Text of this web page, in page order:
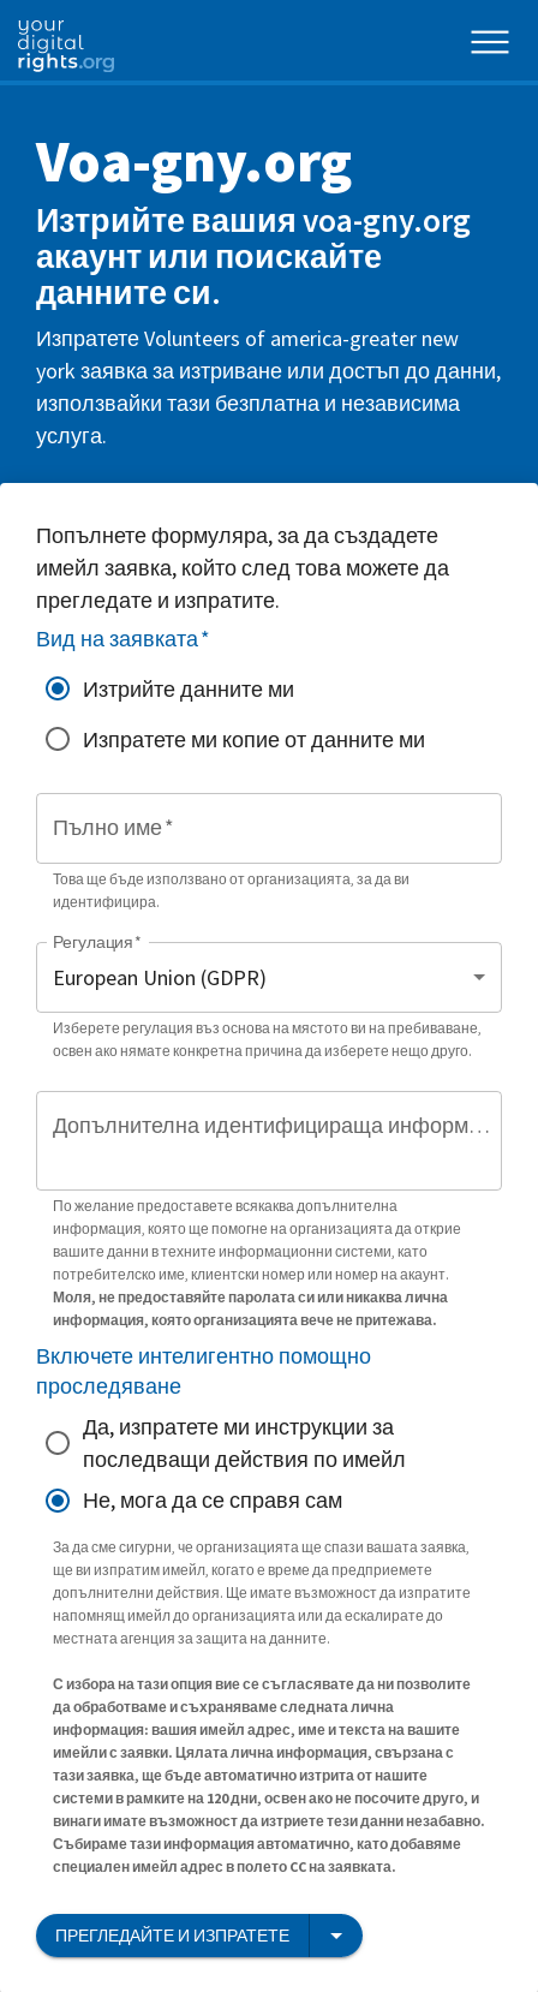
Voa-gny.org
Изтрийте вашия voa-gny.org
акаунт или поискайте
данните си.
Изпратете Volunteers of america-greater new
york заявка за изтриване или достъп до данни,
използвайки тази безплатна и независима
услуга.
Попълнете формуляра, за да създадете
имейл заявка, който след това можете да
прегледате и изпратите.
Вид на заявката*
Изтрийте данните ми
Изпратете ми копие от данните ми
Пълно име*
Това ще бъде използвано от организацията, за да ви
идентифицира.
Регулация*
Изберете регулация въз основа на мястото ви на пребиваване,
освен ако нямате конкретна причина да изберете нещо друго.
Допълнителна идентифицираща информация (по избор)
По желание предоставете всякаква допълнителна
информация, която ще помогне на организацията да открие
вашите данни в техните информационни системи, като
потребителско име, клиентски номер или номер на акаунт.
Моля, не предоставяйте паролата си или никаква лична
информация, която организацията вече не притежава.
Включете интелигентно помощно
проследяване
Да, изпратете ми инструкции за
последващи действия по имейл
Не, мога да се справя сам
За да сме сигурни, че организацията ще спази вашата заявка,
ще ви изпратим имейл, когато е време да предприемете
допълнителни действия. Ще имате възможност да изпратите
напомнящ имейл до организацията или да ескалирате до
местната агенция за защита на данните.
С избора на тази опция вие се съгласявате да ни позволите
да обработваме и съхраняваме следната лична
информация: вашия имейл адрес, име и текста на вашите
имейли с заявки. Цялата лична информация, свързана с
тази заявка, ще бъде автоматично изтрита от нашите
системи в рамките на 120 дни, освен ако не посочите друго, и
винаги имате възможност да изтриете тези данни незабавно.
Събираме тази информация автоматично, като добавяме
специален имейл адрес в полето CC на заявката.
ПРЕГЛЕДАЙТЕ И ИЗПРАТЕТЕ